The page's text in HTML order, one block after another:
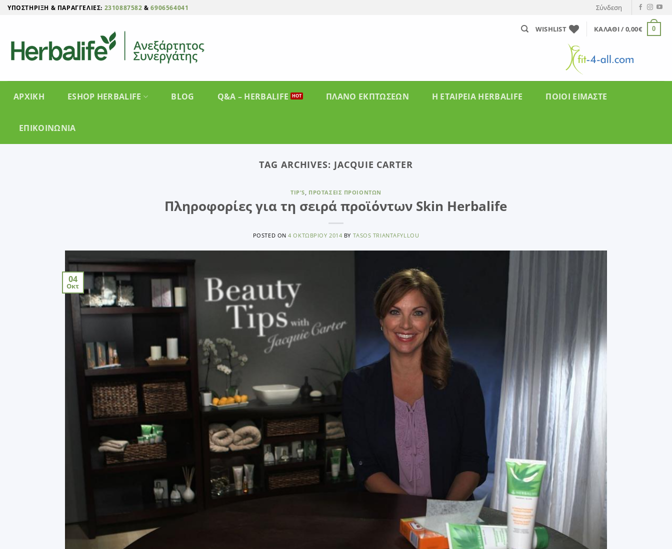
Μετάβαση
ΥΠΟΣΤΉΡΙΞΗ & ΠΑΡΑΓΓΕΛΊΕΣ: 2310887582 &6906564041 Σύνδεση
WISHLIST ΚΑΛΆΘΙ / 0,00€ 0
ΑΡΧΙΚΗ ESHOP HERBALIFE BLOG Q&A – HERBALIFE ΠΛΑΝΟ ΕΚΠΤΩΣΕΩΝ Η ΕΤΑΙΡΕΊΑ HERBALIFE ΠΟΙΟΙ ΕΙΜΑΣΤΕ
ΕΠΙΚΟΙΝΩΝΊΑ
TAG ARCHIVES: JACQUIE CARTER
TIP'S, ΠΡΟΤΆΣΕΙΣ ΠΡΟΙΌΝΤΩΝ
Πληροφορίες για τη σειρά προϊόντων Skin Herbalife
POSTED ON4 ΟΚΤΩΒΡΊΟΥ 2014 BY TASOS TRIANTAFYLLOU
04
Οκτ